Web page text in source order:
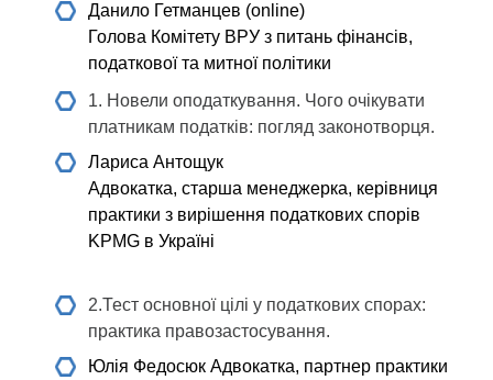
Данило Гетманцев (online)
Голова Комітету ВРУ з питань фінансів,
податкової та митної політики
1. Новели оподаткування. Чого очікувати
платникам податків: погляд законотворця.
Лариса Антощук
Адвокатка, старша менеджерка, керівниця
практики з вирішення податкових спорів
KPMG в Україні
2.Тест основної цілі у податкових спорах:
практика правозастосування.
Юлія Федосюк Адвокатка, партнер практики